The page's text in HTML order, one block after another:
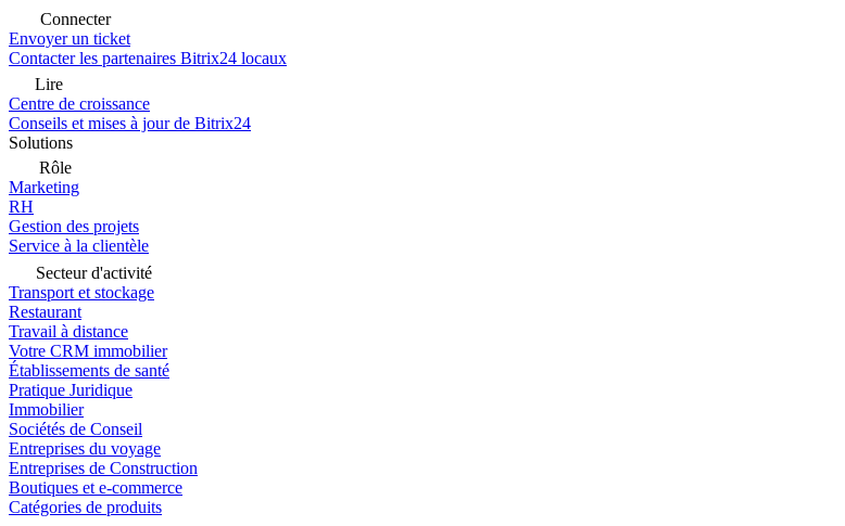
Connecter
Envoyer un ticket
Contacter les partenaires Bitrix24 locaux
Lire
Centre de croissance
Conseils et mises à jour de Bitrix24
Solutions
Rôle
Marketing
RH
Gestion des projets
Service à la clientèle
Secteur d'activité
Transport et stockage
Restaurant
Travail à distance
Votre CRM immobilier
Établissements de santé
Pratique Juridique
Immobilier
Sociétés de Conseil
Entreprises du voyage
Entreprises de Construction
Boutiques et e-commerce
Catégories de produits